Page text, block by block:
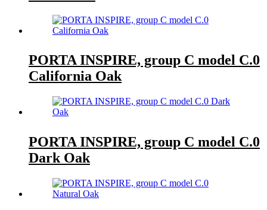
PORTA INSPIRE, group C model C.0
California Oak
PORTA INSPIRE, group C model C.0
Dark Oak